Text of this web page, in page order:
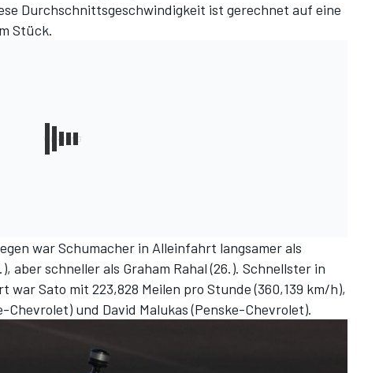
Durchschnittsgeschwindigkeit ist gerechnet auf eine
Stück.
war Schumacher in Alleinfahrt langsamer als
aber schneller als Graham Rahal (26.). Schnellster in
Sato mit 223,828 Meilen pro Stunde (360,139 km/h),
und David Malukas (Penske-Chevrolet).